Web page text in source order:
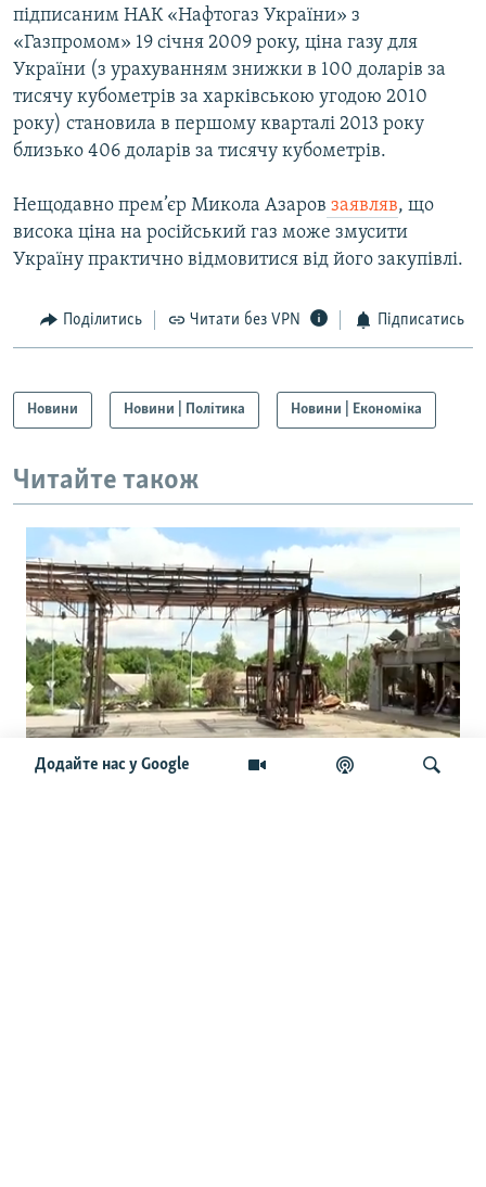
Додайте нас у Google
підписаним НАК «Нафтогаз України» з
«Газпромом» 19 січня 2009 року, ціна газу для
України (з урахуванням знижки в 100 доларів за
тисячу кубометрів за харківською угодою 2010
року) становила в першому кварталі 2013 року
близько 406 доларів за тисячу кубометрів.
Нещодавно прем’єр Микола Азаров заявляв, що
висока ціна на російський газ може змусити
Україну практично відмовитися від його закупівлі.
Поділитись Читати без VPN Підписатись
Новини Новини | Політика Новини | Економіка
Читайте також